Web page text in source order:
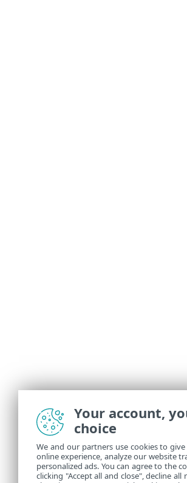
Your account,
choice
We and our partners use cookies to
online experience, analyze our website
personalized ads. You can agree to the
clicking "Accept all and close", decline all